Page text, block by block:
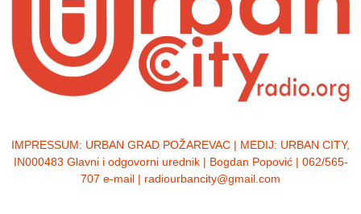
IMPRESSUM: URBAN GRAD POŽAREVAC | MEDIJ: URBAN CITY,
IN000483 Glavni i odgovorni urednik | Bogdan Popović | 062/565-
707 e-mail | radiourbancity@gmail.com